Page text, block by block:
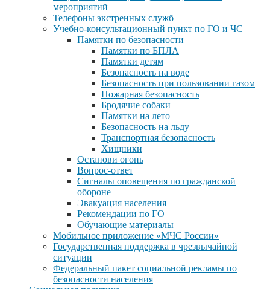
мероприятий
Телефоны экстренных служб
Учебно-консультационный пункт по ГО и ЧС
Памятки по безопасности
Памятки по БПЛА
Памятки детям
Безопасность на воде
Безопасность при пользовании газом
Пожарная безопасность
Бродячие собаки
Памятки на лето
Безопасность на льду
Транспортная безопасность
Хищники
Останови огонь
Вопрос-ответ
Сигналы оповещения по гражданской
обороне
Эвакуация населения
Рекомендации по ГО
Обучающие материалы
Мобильное приложение «МЧС России»
Государственная поддержка в чрезвычайной
ситуации
Федеральный пакет социальной рекламы по
безопасности населения